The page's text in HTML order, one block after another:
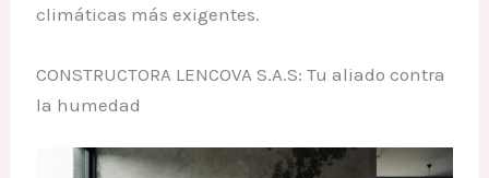
climáticas más exigentes.
CONSTRUCTORA LENCOVA S.A.S: Tu aliado contra
la humedad